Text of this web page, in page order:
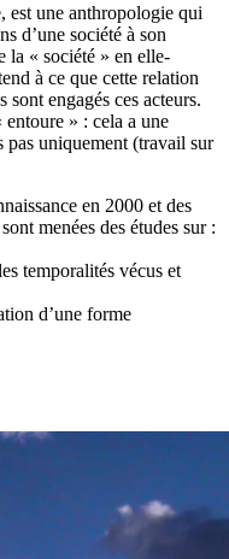
est une anthropologie qui
d’une société à son
la « société » en elle-
à ce que cette relation
engagés ces acteurs.
» : cela a une
pas uniquement (travail sur
en 2000 et des
menées des études sur :
temporalités vécus et
d’une forme